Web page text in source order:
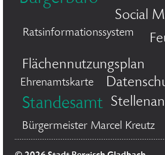
Social
Ratsinformationssystem
Flächennutzungsplan
Ehrenamtskarte
Standesamt
Bürgermeister Marcel Kreutz